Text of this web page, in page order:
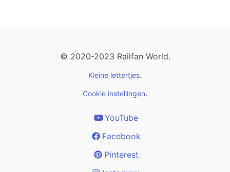
© 2020-2023 Railfan World.
Kleine lettertjes.
Cookie instellingen.
YouTube
Facebook
Pinterest